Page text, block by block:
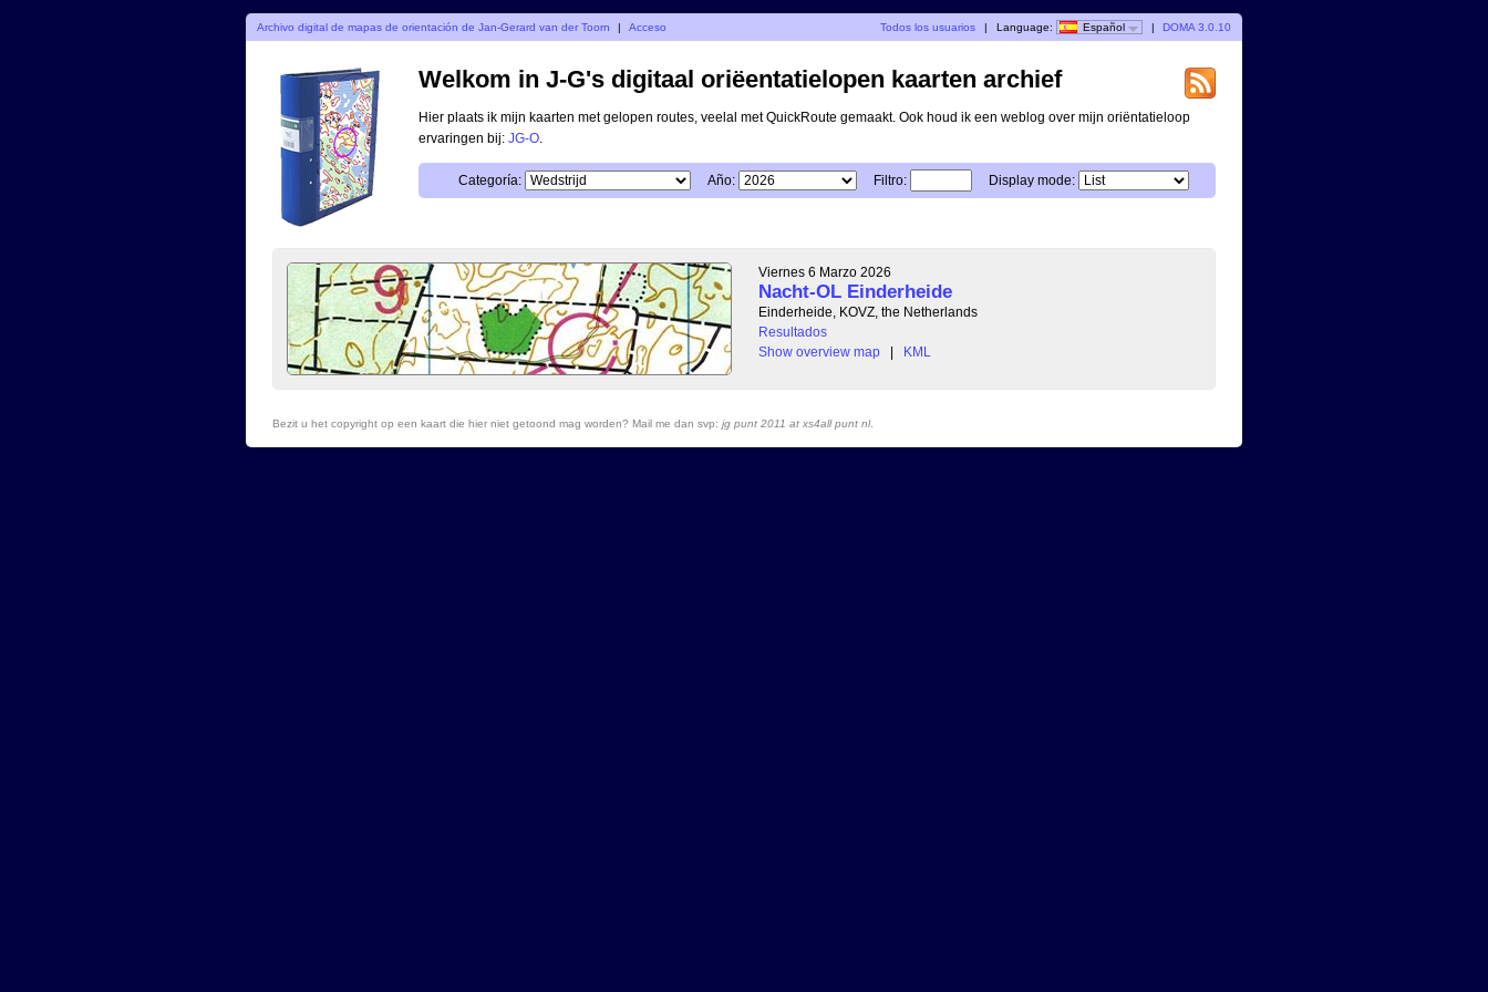
Archivo digital de mapas de orientación de Jan-Gerard van der Toorn | Acceso Todos los usuarios | Language: Español | DOMA 3.0.10
Welkom in J-G's digitaal oriëentatielopen kaarten archief
Hier plaats ik mijn kaarten met gelopen routes, veelal met QuickRoute gemaakt. Ook houd ik een weblog over mijn oriëntatieloop
ervaringen bij: JG-O
Categoría: Año: Filtro: Display mode:
Viernes 6 Marzo 2026
Nacht-OL Einderheide
Einderheide, KOVZ, the Netherlands
Resultados
Show overview map
| KML
Bezit u het copyright op een kaart die hier niet getoond mag worden? Mail me dan svp: jg punt 2011 at xs4all punt nl.